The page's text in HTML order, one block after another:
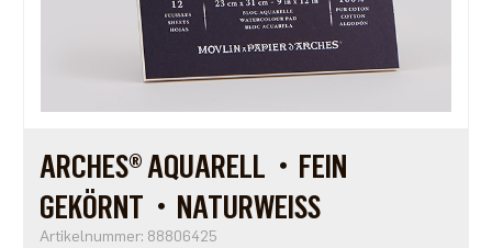
ARCHES® AQUARELL・FEIN
GEKÖRNT・NATURWEISS
Artikelnummer: 88806425